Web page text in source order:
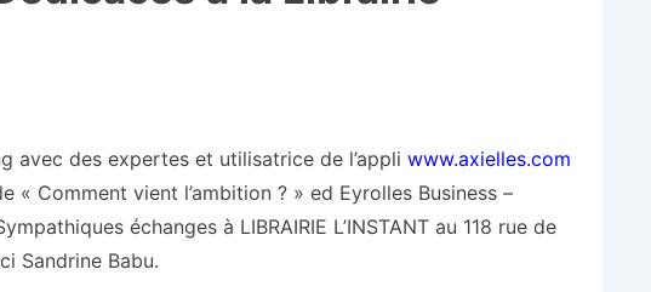
avec des expertes et utilisatrice de l’appli www.axielles.com
« Comment vient l’ambition ? » ed Eyrolles Business –
échanges à LIBRAIRIE L’INSTANT au 118 rue de
Sandrine Babu.